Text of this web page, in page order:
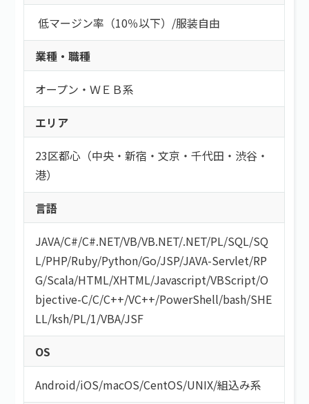
低マージン率（10％以下） /服装自由
業種・職種
オープン・ＷＥＢ系
エリア
23区都心（中央・新宿・文京・千代田・渋谷・
港）
言語
JAVA/C#/C#.NET/VB/VB.NET/.NET/PL/SQL/SQ
L/PHP/Ruby/Python/Go/JSP/JAVA-Servlet/RP
G/Scala/HTML/XHTML/Javascript/VBScript/O
bjective-C/C/C++/VC++/PowerShell/bash/SHE
LL/ksh/PL/1/VBA/JSF
OS
Android/iOS/macOS/CentOS/UNIX/組込み系